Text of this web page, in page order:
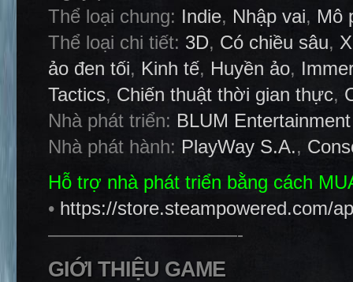
Thể loại chung: Indie, Nhập vai, Mô
Thể loại chi tiết: 3D, Có chiều sâu,
ảo đen tối, Kinh tế, Huyền ảo,
Tactics, Chiến thuật thời gian thực,
Nhà phát triển: BLUM Entertainment
Nhà phát hành: PlayWay S.A.,
Hỗ trợ nhà phát triển bằng cách
• https://store.steampowered.com/
——————————-
GIỚI THIỆU GAME